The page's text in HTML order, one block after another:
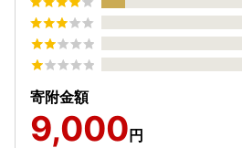
寄附金額
9,000 円